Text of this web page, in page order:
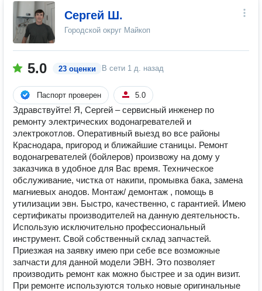
Сергей Ш.
Городской округ Майкоп
5.0 23 оценки В сети 1 д. назад
Паспорт проверен 5.0
Здравствуйте! Я, Сергей – сервисный инженер по
ремонту электрических водонагревателей и
электрокотлов. Оперативный выезд во все районы
Краснодара, пригород и ближайшие станицы. Ремонт
водонагревателей (бойлеров) произвожу на дому у
заказчика в удобное для Вас время. Техническое
обслуживание, чистка от накипи, промывка бака, замена
магниевых анодов. Монтаж/ демонтаж , помощь в
утилизации эвн. Быстро, качественно, с гарантией. Имею
сертификаты производителей на данную деятельность.
Использую исключительно профессиональный
инструмент. Свой собственный склад запчастей.
Приезжая на заявку имею при себе все возможные
запчасти для данной модели ЭВН. Это позволяет
производить ремонт как можно быстрее и за один визит.
При ремонте используются только новые оригинальные